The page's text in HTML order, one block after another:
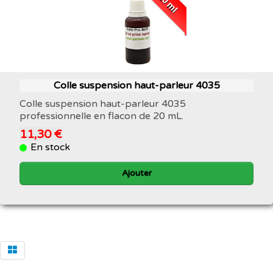
Colle suspension haut-parleur 4035
Colle suspension haut-parleur 4035
professionnelle en flacon de 20 mL.
11,30 €
En stock
Ajouter